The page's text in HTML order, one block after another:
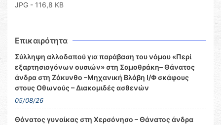
JPG - 116,8 KB
Επικαιρότητα
Σύλληψη αλλοδαπού για παράβαση του νόμου «Περί
εξαρτησιογόνων ουσιών» στη Σαμοθράκη– Θάνατος
άνδρα στη Ζάκυνθο –Μηχανική Βλάβη Ι/Φ σκάφους
στους Οθωνούς – Διακομιδές ασθενών
05/08/26
Θάνατος γυναίκας στη Χερσόνησο – Θάνατος άνδρα